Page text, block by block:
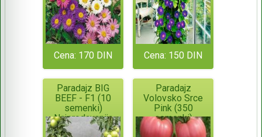
Cena: 170 DIN Cena: 150 DIN
Paradajz BIG
BEEF - F1 (10
semenki)
Najprodavanija
hibridna sorta!!!
Paradajz
Volovsko Srce
Pink (350
semenki)